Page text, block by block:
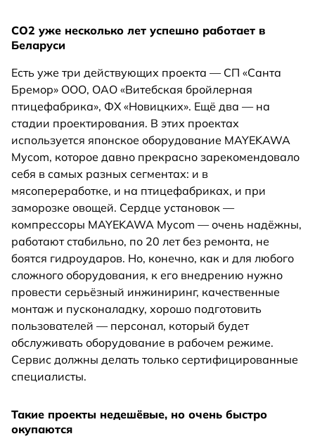
СО2 уже несколько лет успешно работает в
Беларуси
Есть уже три действующих проекта — СП «Санта
Бремор» ООО, ОАО «Витебская бройлерная
птицефабрика», ФХ «Новицких». Ещё два — на
стадии проектирования. В этих проектах
используется японское оборудование MAYEKAWA
Mycom, которое давно прекрасно зарекомендовало
себя в самых разных сегментах: и в
мясопереработке, и на птицефабриках, и при
заморозке овощей. Сердце установок —
компрессоры MAYEKAWA Mycom — очень надёжны,
работают стабильно, по 20 лет без ремонта, не
боятся гидроударов. Но, конечно, как и для любого
сложного оборудования, к его внедрению нужно
провести серьёзный инжиниринг, качественные
монтаж и пусконаладку, хорошо подготовить
пользователей — персонал, который будет
обслуживать оборудование в рабочем режиме.
Сервис должны делать только сертифицированные
специалисты.
Такие проекты недешёвые, но очень быстро
окупаются